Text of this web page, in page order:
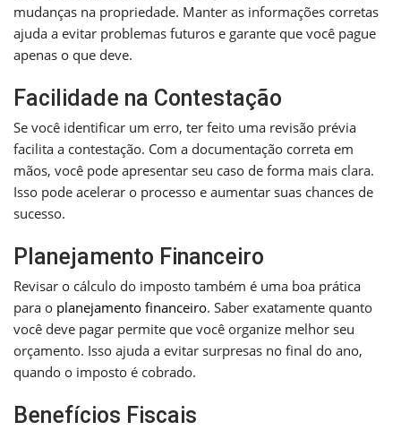
mudanças na propriedade. Manter as informações corretas
ajuda a evitar problemas futuros e garante que você pague
apenas o que deve.
Facilidade na Contestação
Se você identificar um erro, ter feito uma revisão prévia
facilita a contestação. Com a documentação correta em
mãos, você pode apresentar seu caso de forma mais clara.
Isso pode acelerar o processo e aumentar suas chances de
sucesso.
Planejamento Financeiro
Revisar o cálculo do imposto também é uma boa prática
para o planejamento financeiro. Saber exatamente quanto
você deve pagar permite que você organize melhor seu
orçamento. Isso ajuda a evitar surpresas no final do ano,
quando o imposto é cobrado.
Benefícios Fiscais